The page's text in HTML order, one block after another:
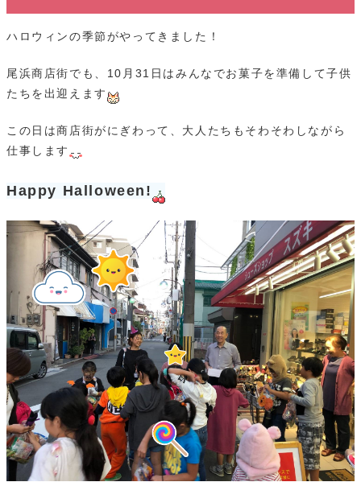
ハロウィンの季節がやってきました！
尾浜商店街でも、10月31日はみんなでお菓子を準備して子供
たちを出迎えます
この日は商店街がにぎわって、大人たちもそわそわしながら
仕事します
Happy Halloween!